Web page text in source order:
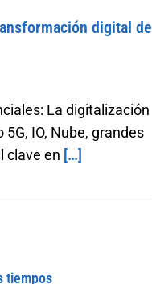
digital de
La digitalización
IO, Nube, grandes
clave en […]
tiempos